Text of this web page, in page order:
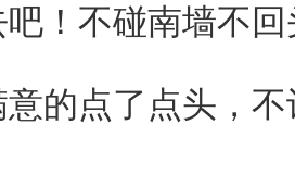
！不碰南墙不回
点了点头，不